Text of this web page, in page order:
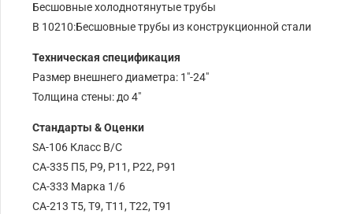
Бесшовные холоднотянутые трубы
В 10210:Бесшовные трубы из конструкционной стали
Техническая спецификация
Размер внешнего диаметра: 1″-24″
Толщина стены: до 4″
Стандарты & Оценки
SA-106 Класс B/C
СА-335 П5, Р9, P11, P22, P91
СА-333 Марка 1/6
СА-213 Т5, Т9, Т11, Т22, Т91